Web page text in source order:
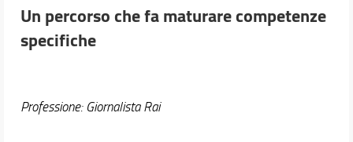
Un percorso che fa maturare competenze
specifiche
Professione: Giornalista Rai